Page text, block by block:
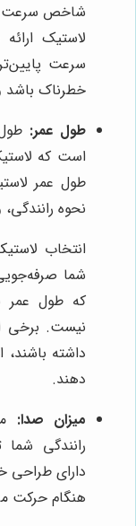
شاخص سرعت و
لاستیک
سرعت
خطرناک
طول عمر:
است که
طول عمر
نحوه
انتخاب
شما
که طول عمر
نیست. برخی
داشته
دهند.
میزان صدا:
رانندگی شما
دارای
هنگام حرکت